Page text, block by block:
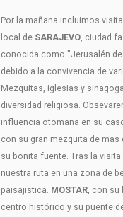
Por la mañana incluimos
local de SARAJEVO, ciudad
conocida como "Jerusalén de
debido a la convivencia de
Mezquitas, iglesias y
diversidad religiosa.
influencia otomana en su
con su gran mezquita de mas
su bonita fuente. Tras la
nuestra ruta en una zona de
paisajistica. MOSTAR, con su
centro histórico y su puente